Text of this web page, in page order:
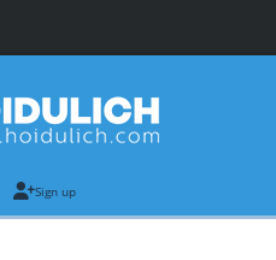
Sign up